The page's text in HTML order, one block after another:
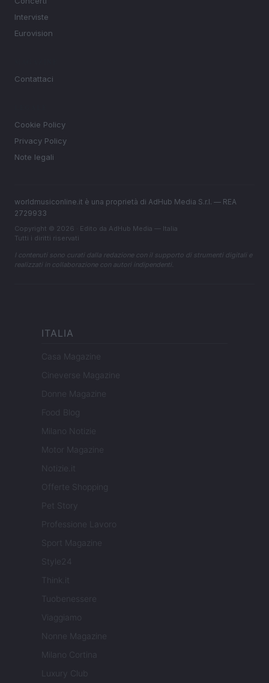
Interviste
Eurovision
Contattaci
Cookie Policy
Privacy Policy
Note legali
worldmusiconline.it è una proprietà di AdHub Media S.r.l. — REA
2729933
Copyright © 2026 · Edito da AdHub Media — Italia
Tutti i diritti riservati
I contenuti sono curati dalla redazione con il supporto di strumenti digitali e
realizzati in collaborazione con autori indipendenti.
ITALIA
Casa Magazine
Cineverse Magazine
Donne Magazine
Food Blog
Milano Notizie
Motor Magazine
Notizie.it
Offerte Shopping
Pet Story
Professione Lavoro
Sport Magazine
Style24
Think.it
Tuobenessere
Viaggiamo
Nonne Magazine
Milano Cortina
Luxury Club